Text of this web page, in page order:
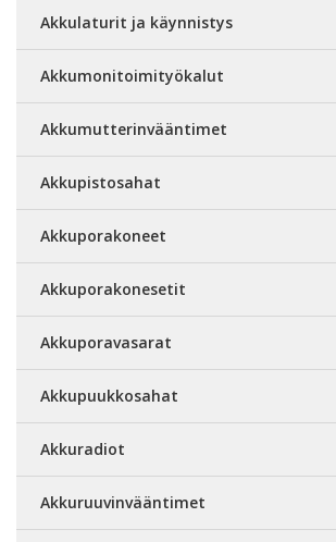
Akkulaturit ja käynnistys
Akkumonitoimityökalut
Akkumutterinvääntimet
Akkupistosahat
Akkuporakoneet
Akkuporakonesetit
Akkuporavasarat
Akkupuukkosahat
Akkuradiot
Akkuruuvinvääntimet